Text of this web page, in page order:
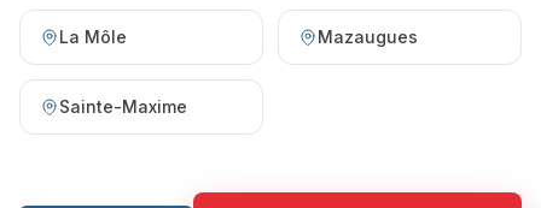
La Môle Mazaugues
Sainte-Maxime